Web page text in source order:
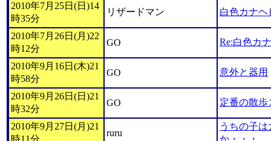
2010年7月25日(日)14
時35分
リザードマン 白色カナヘ
2010年7月26日(月)22
時12分
GO Re:白色カ
2010年9月16日(木)21
時58分
GO 意外と器用
2010年9月26日(日)21
時32分
GO 定番の散歩
2010年9月27日(月)21
時11分
ruru
うちの子
か・・・